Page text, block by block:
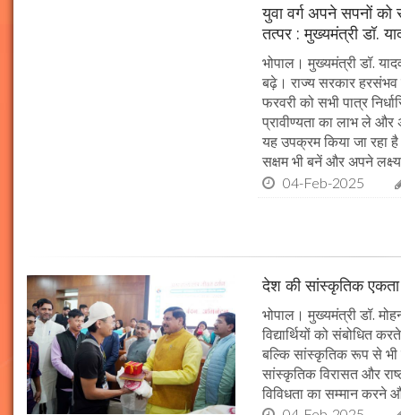
युवा वर्ग अपने सपनों
तत्पर : मुख्यमंत्री डॉ.
भोपाल। मुख्यमंत्री डॉ.
बढ़े। राज्य सरकार
फरवरी को सभी पात्र
प्रावीण्यता का लाभ ले और
यह उपक्रम किया जा रहा
सक्षम भी बनें और अपने
04-Feb-2025
देश की सांस्कृतिक
भोपाल। मुख्यमंत्री डॉ.
विद्यार्थियों को संबोधित
बल्कि सांस्कृतिक रूप से भी
सांस्कृतिक विरासत और
विविधता का सम्मान